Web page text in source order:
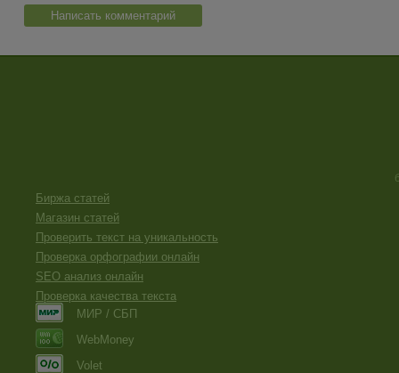
Написать комментарий
Биржа статей
Магазин статей
Проверить текст на уникальность
Проверка орфографии онлайн
SEO анализ онлайн
Проверка качества текста
МИР / СБП
WebMoney
Volet